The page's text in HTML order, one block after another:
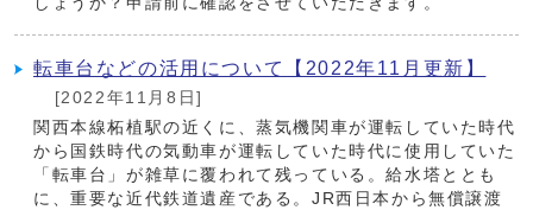
転車台などの活用について【2022年11月更新】
[2022年11月8日]
関西本線柘植駅の近くに、蒸気機関車が運転していた時代
から国鉄時代の気動車が運転していた時代に使用していた
「転車台」が雑草に覆われて残っている。給水塔ととも
に、重要な近代鉄道遺産である。JR西日本から無償譲渡